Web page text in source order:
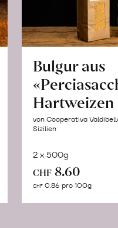
Bulgur aus
Hartweizen
von Cooperativa
Sizilien
2 x 500g
CHF 8.60
CHF 0.86 pro 100g